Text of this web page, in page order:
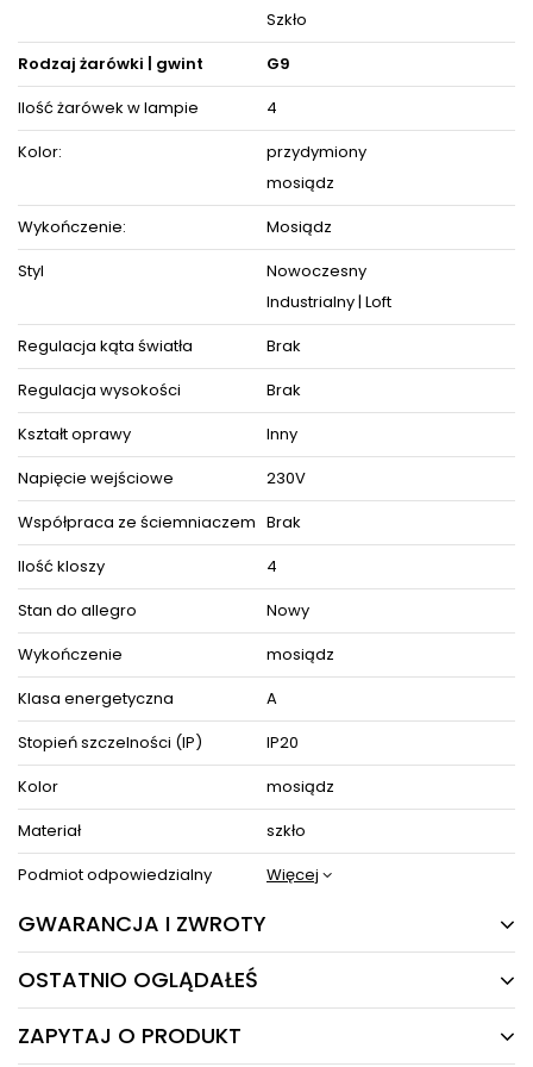
Waga: 3,3 kg
Regulacja kąta światła: nie
Stopień szczelności: IP20
Źródła światła (brak w komplecie): 4 x G9 / 230V / max 28W
(łącznie 112W)
Zestaw zawiera instrukcję obsługi oraz elementy niezbędne
do złożenia sprzętu.
ZOBACZ PODOBNE PRODUKTY W KATEGORIACH
Szkło
Rodzaj żarówki | gwint
G9
Ilość żarówek w lampie
4
Kolor:
przydymiony
mosiądz
Wykończenie:
Mosiądz
Styl
Nowoczesny
Industrialny | Loft
Regulacja kąta światła
Brak
Regulacja wysokości
Brak
Kształt oprawy
Inny
Napięcie wejściowe
230V
Współpraca ze ściemniaczem Brak
Ilość kloszy
4
Stan do allegro
Nowy
Wykończenie
mosiądz
Klasa energetyczna
A
Stopień szczelności (IP)
IP20
Kolor
mosiądz
Materiał
szkło
Podmiot odpowiedzialny
Więcej
GWARANCJA I ZWROTY
24 MIESIĄCE
Producent gwarantuje naprawę lub wymianę sprzętu
do 24 miesięcy od daty zakupu. Skontaktuj się ze
OSTATNIO OGLĄDAŁEŚ
ZAPYTAJ O PRODUKT